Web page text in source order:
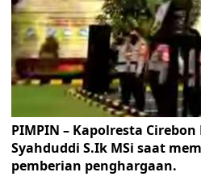
PIMPIN – Kapolresta Cirebon
Syahduddi S.Ik MSi saat
pemberian penghargaan.